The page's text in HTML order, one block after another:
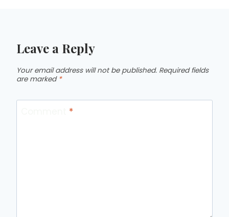
Leave a Reply
Your email address will not be published. Required fields
are marked *
*